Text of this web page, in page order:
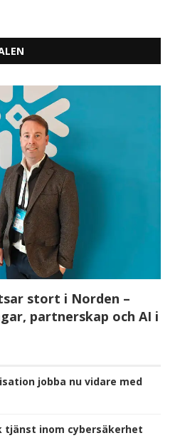
stort i Norden –
partnerskap och AI i
jobba nu vidare med
tjänst inom cybersäkerhet